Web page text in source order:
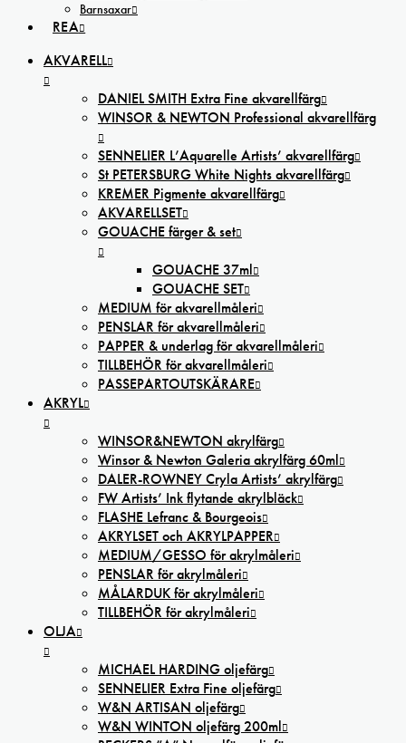
Barnsaxar
REA
AKVARELL
DANIEL SMITH Extra Fine akvarellfärg
WINSOR & NEWTON Professional akvarellfärg
SENNELIER L’Aquarelle Artists’ akvarellfärg
St PETERSBURG White Nights akvarellfärg
KREMER Pigmente akvarellfärg
AKVARELLSET
GOUACHE färger & set
GOUACHE 37ml
GOUACHE SET
MEDIUM för akvarellmåleri
PENSLAR för akvarellmåleri
PAPPER & underlag för akvarellmåleri
TILLBEHÖR för akvarellmåleri
PASSEPARTOUTSKÄRARE
AKRYL
WINSOR&NEWTON akrylfärg
Winsor & Newton Galeria akrylfärg 60ml
DALER-ROWNEY Cryla Artists’ akrylfärg
FW Artists’ Ink flytande akrylbläck
FLASHE Lefranc & Bourgeois
AKRYLSET och AKRYLPAPPER
MEDIUM/GESSO för akrylmåleri
PENSLAR för akrylmåleri
MÅLARDUK för akrylmåleri
TILLBEHÖR för akrylmåleri
OLJA
MICHAEL HARDING oljefärg
SENNELIER Extra Fine oljefärg
W&N ARTISAN oljefärg
W&N WINTON oljefärg 200ml